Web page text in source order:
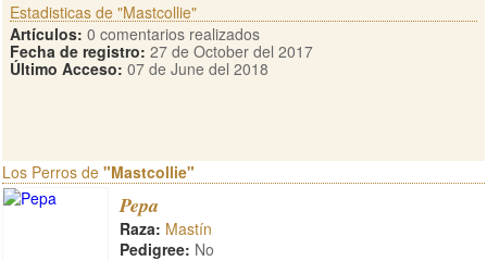
Estadisticas de "Mastcollie"
Artículos: 0 comentarios realizados
Fecha de registro: 27 de October del 2017
Último Acceso: 07 de June del 2018
Los Perros de "Mastcollie"
Pepa
Raza: Mastín
Pedigree: No